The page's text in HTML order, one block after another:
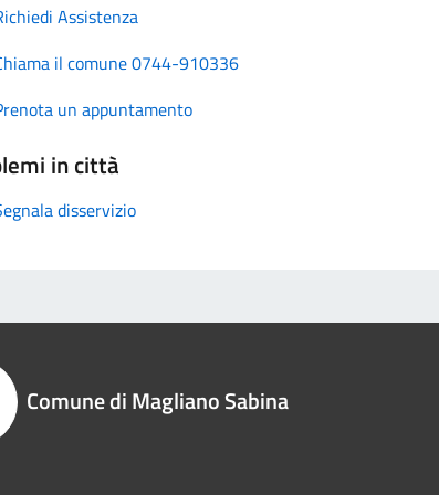
Assistenza
il comune 0744-910336
un appuntamento
in città
disservizio
Comune di Magliano Sabina